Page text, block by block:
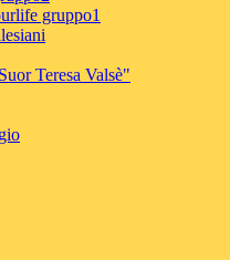
gruppo1
Teresa Valsè"